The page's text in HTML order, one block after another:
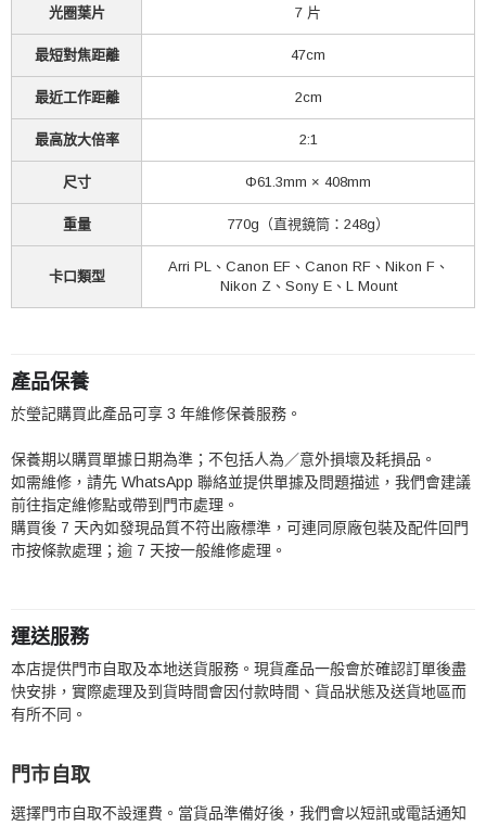
光圈葉片 7 片
最短對焦距離 47cm
最近工作距離 2cm
最高放大倍率 2:1
尺寸 Φ61.3mm × 408mm
重量 770g（直視鏡筒：248g）
卡口類型
Arri PL、Canon EF、Canon RF、Nikon F、
Nikon Z、Sony E、L Mount
產品保養
於瑩記購買此產品可享 3 年維修保養服務。
保養期以購買單據日期為準；不包括人為／意外損壞及耗損品。
如需維修，請先 WhatsApp 聯絡並提供單據及問題描述，我們會建議
前往指定維修點或帶到門市處理。
購買後 7 天內如發現品質不符出廠標準，可連同原廠包裝及配件回門
市按條款處理；逾 7 天按一般維修處理。
運送服務
本店提供門市自取及本地送貨服務。現貨產品一般會於確認訂單後盡
快安排，實際處理及到貨時間會因付款時間、貨品狀態及送貨地區而
有所不同。
門市自取
選擇門市自取不設運費。當貨品準備好後，我們會以短訊或電話通知